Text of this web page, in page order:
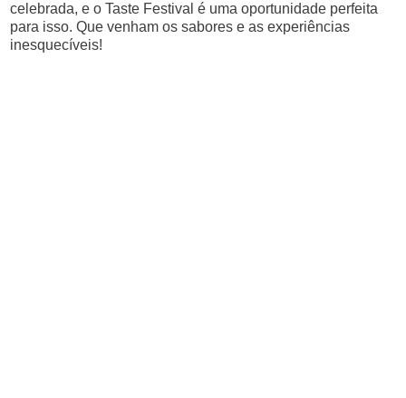
celebrada, e o Taste Festival é uma oportunidade perfeita
para isso. Que venham os sabores e as experiências
inesquecíveis!